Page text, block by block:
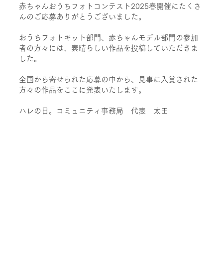
赤ちゃんおうちフォトコンテスト2025春開催にたくさ
んのご応募ありがとうございました。
おうちフォトキット部門、赤ちゃんモデル部門の参加
者の方々には、素晴らしい作品を投稿していただきま
した。
全国から寄せられた応募の中から、見事に入賞された
方々の作品をここに発表いたします。
​ハレの日。コミュニティ事務局 代表 太田